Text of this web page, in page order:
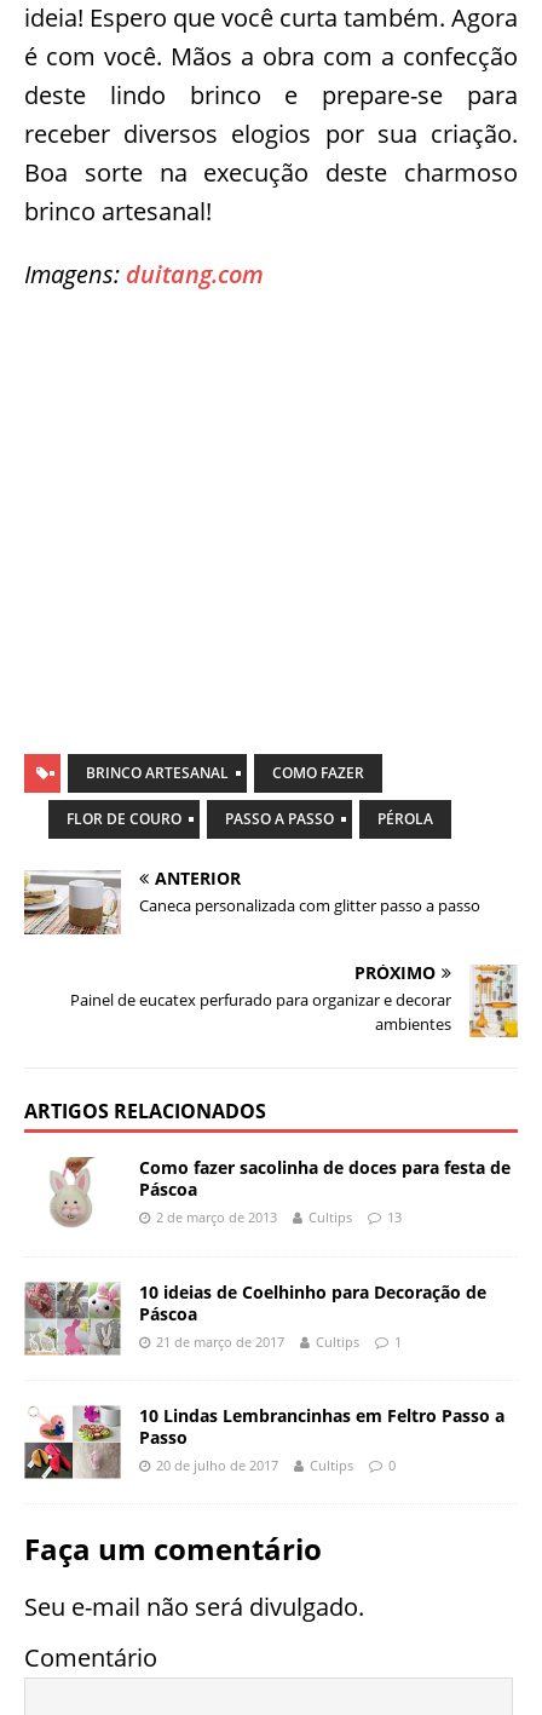
ideia! Espero que você curta também. Agora
é com você. Mãos a obra com a confecção
deste lindo brinco e prepare-se para
receber diversos elogios por sua criação.
Boa sorte na execução deste charmoso
brinco artesanal!
Imagens: duitang.com
BRINCO ARTESANAL COMO FAZER
FLOR DE COURO PASSO A PASSO PÉROLA
ANTERIOR
Caneca personalizada com glitter passo a passo
PRÓXIMO
Painel de eucatex perfurado para organizar e decorar
ambientes
ARTIGOS RELACIONADOS
Como fazer sacolinha de doces para festa de
Páscoa
2 de março de 2013 Cultips 13
10 ideias de Coelhinho para Decoração de
Páscoa
21 de março de 2017 Cultips 1
10 Lindas Lembrancinhas em Feltro Passo a
Passo
20 de julho de 2017 Cultips 0
Faça um comentário
Seu e-mail não será divulgado.
Comentário